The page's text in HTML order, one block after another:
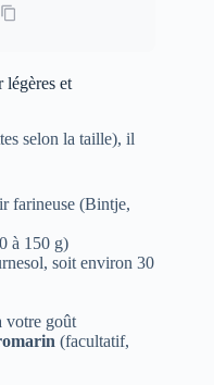
légères et
selon la taille), il
farineuse (Bintje,
à 150 g)
soit environ 30
votre goût
(facultatif,